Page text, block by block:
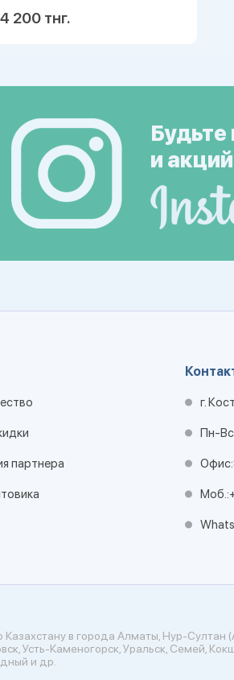
4 200 тнг.
Будьте
и акций
партнера
г.
Пн-
Офис:
Моб.:
Казахстану в города Алматы, Нур-Султан
Усть-Каменогорск, Уральск, Семей,
и др.